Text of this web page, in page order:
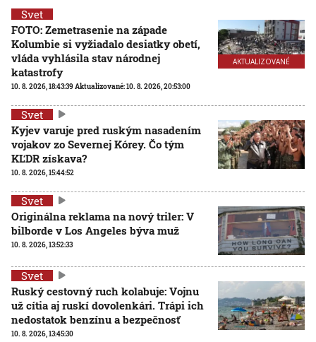
AKTUALIZOVANÉ
Svet
FOTO: Zemetrasenie na západe
Kolumbie si vyžiadalo desiatky obetí,
vláda vyhlásila stav národnej
katastrofy
10. 8. 2026, 18:43:39Aktualizované:10. 8. 2026, 20:53:00
Svet
Kyjev varuje pred ruským nasadením
vojakov zo Severnej Kórey. Čo tým
KĽDR získava?
10. 8. 2026, 15:44:52
Svet
Originálna reklama na nový triler: V
bilborde v Los Angeles býva muž
10. 8. 2026, 13:52:33
Svet
Ruský cestovný ruch kolabuje: Vojnu
už cítia aj ruskí dovolenkári. Trápi ich
nedostatok benzínu a bezpečnosť
10. 8. 2026, 13:45:30